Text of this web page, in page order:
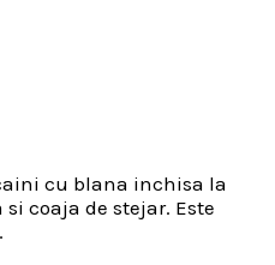
cu blana inchisa la
coaja de stejar. Este